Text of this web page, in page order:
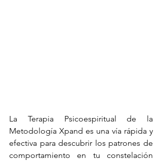
La Terapia Psicoespiritual de la
Metodología Xpand es una vía rápida y
efectiva para descubrir los patrones de
comportamiento en tu constelación